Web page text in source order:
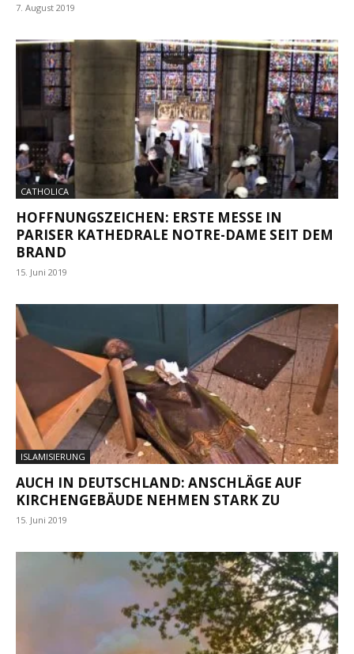
7. August 2019
CATHOLICA
HOFFNUNGSZEICHEN: ERSTE MESSE IN
PARISER KATHEDRALE NOTRE-DAME SEIT DEM
BRAND
15. Juni 2019
ISLAMISIERUNG
AUCH IN DEUTSCHLAND: ANSCHLÄGE AUF
KIRCHENGEBÄUDE NEHMEN STARK ZU
15. Juni 2019